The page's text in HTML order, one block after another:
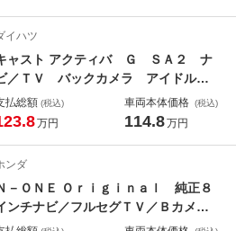
ワーステアリング ＡＢＳ
イハツ
ャスト アクティバ Ｇ ＳＡ２ ナ
／ＴＶ バックカメラ アイドルス
ップ フルオートエアコン 助手席
アバッグ 横滑り防止システム 盗
ナビ ワンセグＴＶ パワステ エ
バック スマキ－
払総額 (税込)
万円
車両本体価格 (税込)
114.8万円
ンダ
－ＯＮＥ Ｏｒｉｇｉｎａｌ 純正８
ンチナビ／フルセグＴＶ／Ｂカメ
追突被害軽減ブレーキ 電格ドア